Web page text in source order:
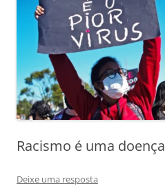
Racismo é uma doença
Deixe uma resposta